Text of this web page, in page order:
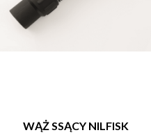
WĄŻ SSĄCY NILFISK